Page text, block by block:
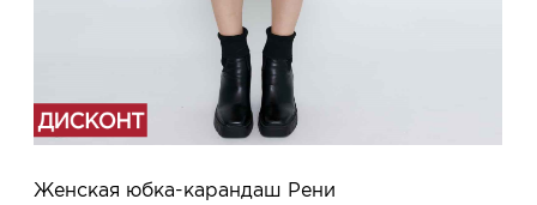
Женская юбка-карандаш Рени